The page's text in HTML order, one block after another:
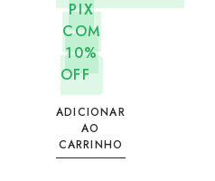
PIX
COM
10%
OFF
ADICIONAR
AO
CARRINHO